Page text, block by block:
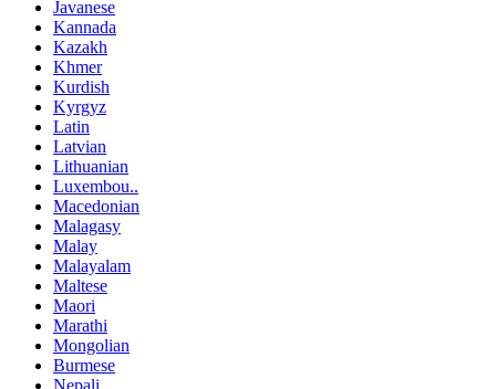
Javanese
Kannada
Kazakh
Khmer
Kurdish
Kyrgyz
Latin
Latvian
Lithuanian
Luxembou..
Macedonian
Malagasy
Malay
Malayalam
Maltese
Maori
Marathi
Mongolian
Burmese
Nepali